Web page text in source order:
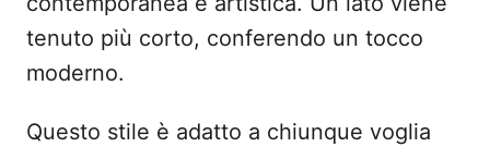
tenuto più corto, conferendo un tocco
moderno.
Questo stile è adatto a chiunque voglia